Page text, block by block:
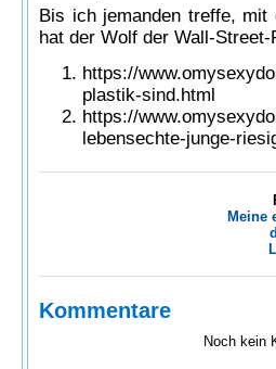
Bis ich jemanden treffe,
hat der Wolf der Wall-
https://
plastik-sind.html
https://
lebensechte-junge-
Meine
Kommentare
Noch kein